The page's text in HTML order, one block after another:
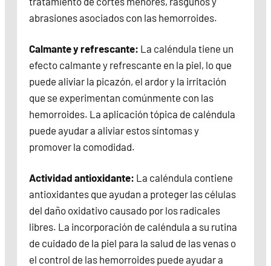
abrasiones asociados con las hemorroides.
Calmante y refrescante: La caléndula tiene un
efecto calmante y refrescante en la piel, lo que
puede aliviar la picazón, el ardor y la irritación
que se experimentan comúnmente con las
hemorroides. La aplicación tópica de caléndula
puede ayudar a aliviar estos síntomas y
promover la comodidad.
Actividad antioxidante: La caléndula contiene
antioxidantes que ayudan a proteger las células
del daño oxidativo causado por los radicales
libres. La incorporación de caléndula a su rutina
de cuidado de la piel para la salud de las venas o
el control de las hemorroides puede ayudar a